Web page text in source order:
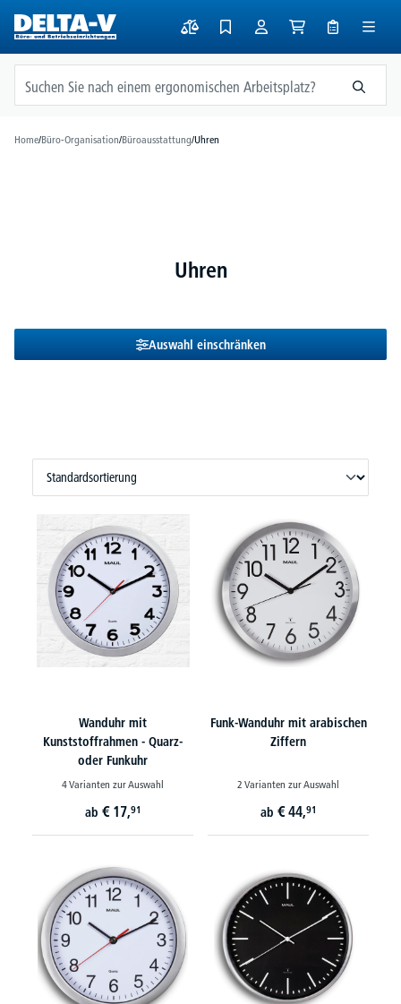
springen
Home/Büro-Organisation/Büroausstattung/Uhren
Uhren
Auswahl einschränken
Wanduhr mit
Kunststoffrahmen - Quarz-
oder Funkuhr
4 Varianten zur Auswahl
ab € 17,91
Funk-Wanduhr mit arabischen
Ziffern
2 Varianten zur Auswahl
ab € 44,91